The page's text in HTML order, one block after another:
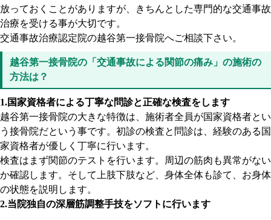
放っておくことがありますが、きちんとした専門的な交通事故
治療を受ける事が大切です。
交通事故治療認定院の越谷第一接骨院へご相談下さい。
越谷第一接骨院の「交通事故による関節の痛み」の施術の
方法は？
1.国家資格者による丁寧な問診と正確な検査をします
越谷第一接骨院の大きな特徴は、施術者全員が国家資格者とい
う接骨院だという事です。初診の検査と問診は、経験のある国
家資格者が優しく丁寧に行います。
検査はまず関節のテストを行います。周辺の筋肉も異常がない
か確認します。そして上肢下肢など、身体全体も診て、お身体
の状態を説明します。
2.当院独自の深層筋調整手技をソフトに行います